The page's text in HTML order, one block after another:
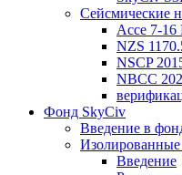
Сейсмические
Ассе 7-16
NZS
NSCP
NBCC
Фонд SkyCiv
Введение в
Введение